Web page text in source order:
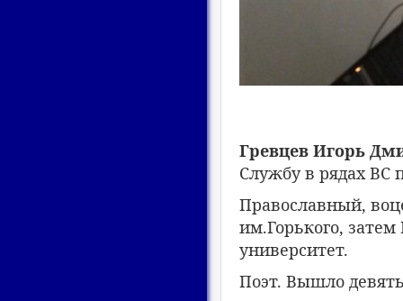
Гревцев Игорь
Службу в рядах ВС
Православный,
им.Горького,
университет.
Поэт. Вышло